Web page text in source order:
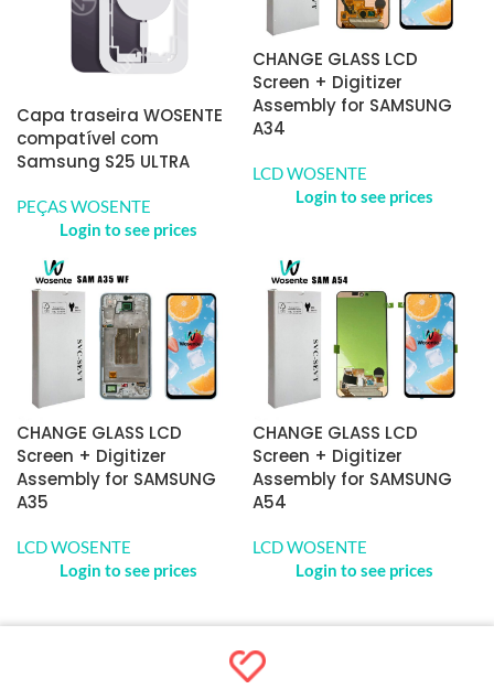
Capa traseira WOSENTE
compatível com
Samsung S25 ULTRA
PEÇAS WOSENTE
Login to see prices
CHANGE GLASS LCD
Screen + Digitizer
Assembly for SAMSUNG
A34
LCD WOSENTE
Login to see prices
CHANGE GLASS LCD
Screen + Digitizer
Assembly for SAMSUNG
A35
LCD WOSENTE
Login to see prices
CHANGE GLASS LCD
Screen + Digitizer
Assembly for SAMSUNG
A54
LCD WOSENTE
Login to see prices